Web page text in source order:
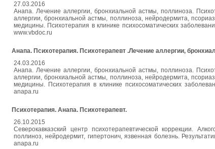
27.03.2016
Анапа. Лечение аллергии, бронхиальной астмы, поллиноза.
аллергии, бронхиальной астмы, поллиноза, нейродермита,
медицины. Психотерапия в клинике психосоматических
www.vbdoc.ru
Анапа. Психотерапия. Психотерапевт .Лечение аллергии,
24.03.2016
Анапа. Лечение аллергии, бронхиальной астмы, поллиноза.
аллергии, бронхиальной астмы, поллиноза, нейродермита,
медицины. Психотерапия в клинике психосоматических
anapa.ru
Психотерапия. Анапа. Психотерапевт.
26.10.2015
Северокавказский центр психотерапевтической коррекции.
поллиноз, нейродермит, гипертонич, язвенная болезнь.
anapa.ru